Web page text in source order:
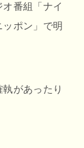
番組「ナイ
ポン」で明
があったり